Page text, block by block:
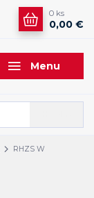
Menu
0 ks
0,00 €
RHZS W